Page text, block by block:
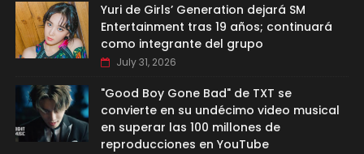
Yuri de Girls’ Generation dejará SM
Entertainment tras 19 años; continuará
como integrante del grupo
July 31, 2026
"Good Boy Gone Bad" de TXT se
convierte en su undécimo video musical
en superar las 100 millones de
reproducciones en YouTube